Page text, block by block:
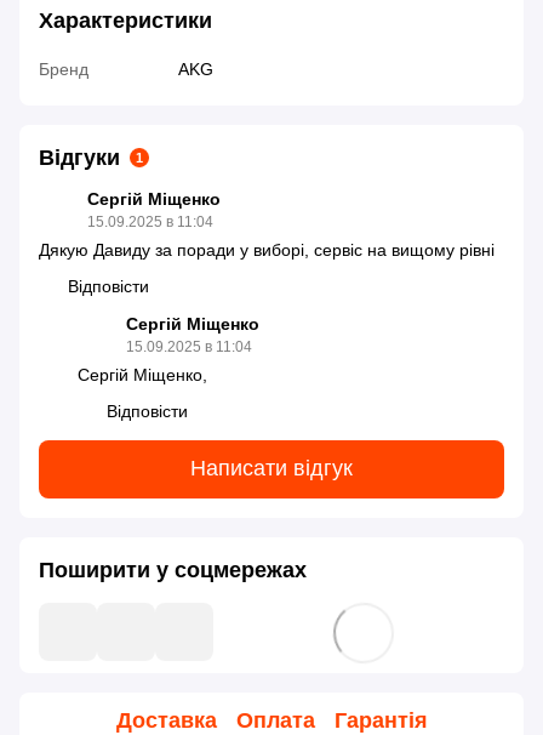
Характеристики
Бренд AKG
Відгуки 1
Сергій Міщенко
15.09.2025 в 11:04
Дякую Давиду за поради у виборі, сервіс на вищому рівні
Відповісти
Сергій Міщенко
15.09.2025 в 11:04
Сергій Міщенко,
Відповісти
Написати відгук
Поширити у соцмережах
Доставка Оплата Гарантія